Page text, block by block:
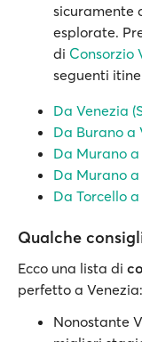
sicuramente
esplorate.
di Consorzio
seguenti
Da Venezia
Da Burano a
Da Murano
Da Murano a
Da Torcello
Qualche
Ecco una lista di
perfetto a Venezia:
Nonostante